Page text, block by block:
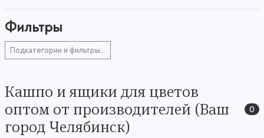
Фильтры
Подкатегории и фильтры...
Кашпо и ящики для цветов
оптом от производителей (Ваш
город Челябинск)
0